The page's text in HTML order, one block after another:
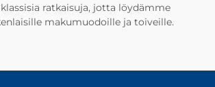
ratkaisuja, jotta löydämme
makumuodoille ja toiveille.